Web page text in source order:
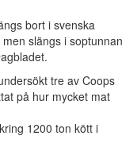
bort i svenska
slängs i soptunnan
tre av Coops
på hur mycket mat
1200 ton kött i